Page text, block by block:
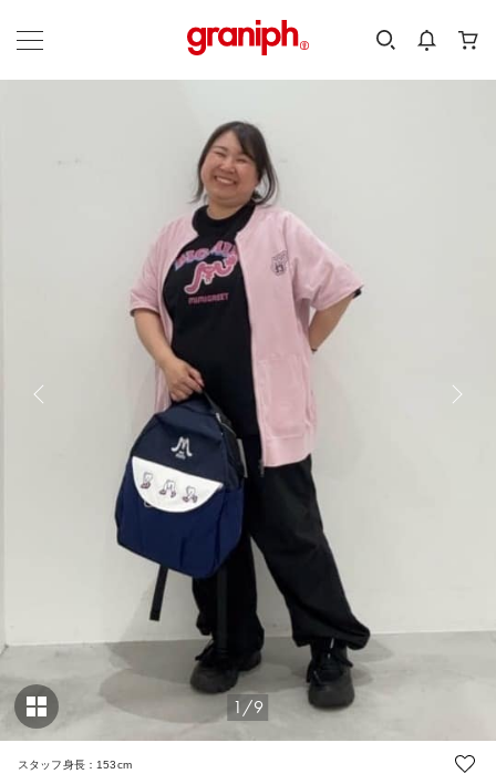
カテゴリーから探す
MEN KIDS
1/9
スタッフ身長：153cm